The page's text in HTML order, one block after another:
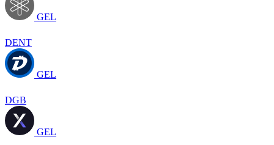
GEL
DENT
GEL
DGB
GEL